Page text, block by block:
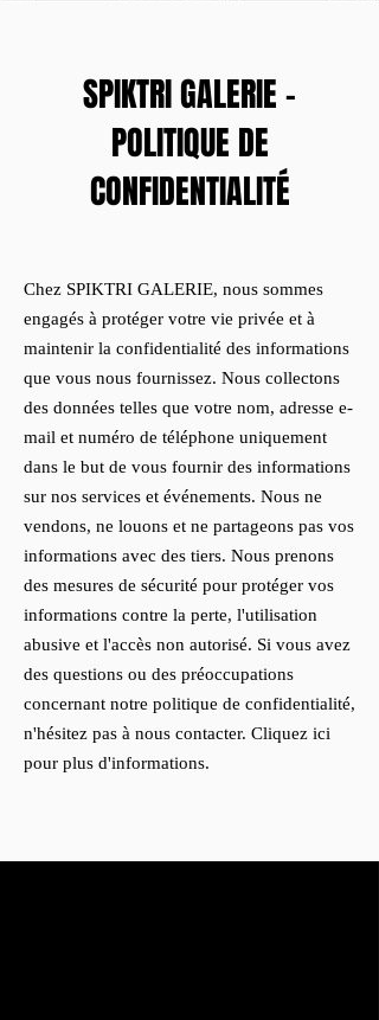
SPIKTRI GALERIE -
POLITIQUE DE
CONFIDENTIALITÉ
Chez SPIKTRI GALERIE, nous sommes
engagés à protéger votre vie privée et à
maintenir la confidentialité des informations
que vous nous fournissez. Nous collectons
des données telles que votre nom, adresse e-
mail et numéro de téléphone uniquement
dans le but de vous fournir des informations
sur nos services et événements. Nous ne
vendons, ne louons et ne partageons pas vos
informations avec des tiers. Nous prenons
des mesures de sécurité pour protéger vos
informations contre la perte, l'utilisation
abusive et l'accès non autorisé. Si vous avez
des questions ou des préoccupations
concernant notre politique de confidentialité,
n'hésitez pas à nous contacter. Cliquez ici
pour plus d'informations.